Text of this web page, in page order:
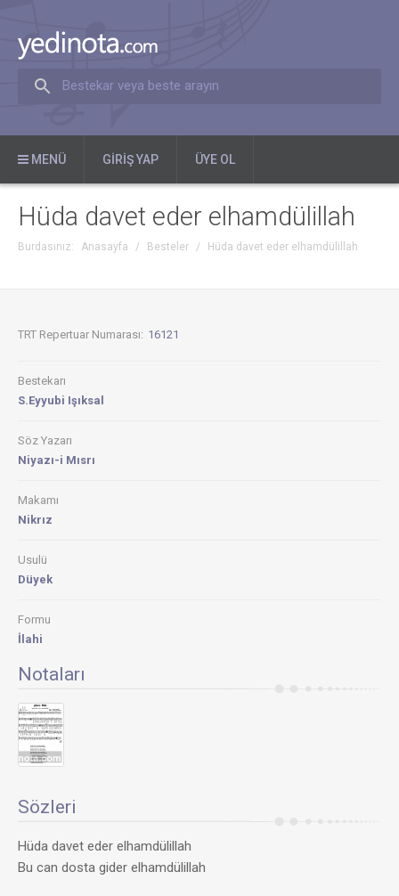
Bestekar veya beste arayın
MENÜ GIRIŞ YAP ÜYE OL
Hüda davet eder elhamdülillah
Burdasınız: Anasayfa / Besteler / Hüda davet eder elhamdülillah
TRT Repertuar Numarası: 16121
Bestekarı
S.Eyyubi Işıksal
Söz Yazarı
Niyazı-i Mısrı
Makamı
Nikrız
Usulü
Düyek
Formu
İlahi
Notaları
Sözleri
Hüda davet eder elhamdülillah
Bu can dosta gider elhamdülillah